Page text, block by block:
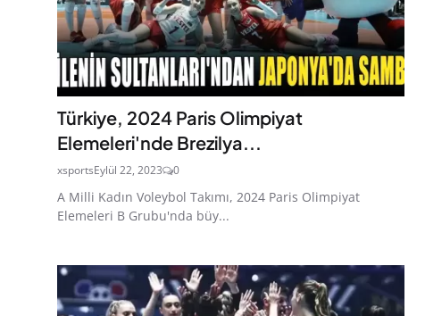
Türkiye, 2024 Paris Olimpiyat
Elemeleri'nde Brezilya...
xsportsEylül 22, 2023 0
A Milli Kadın Voleybol Takımı, 2024 Paris Olimpiyat
Elemeleri B Grubu'nda büy...